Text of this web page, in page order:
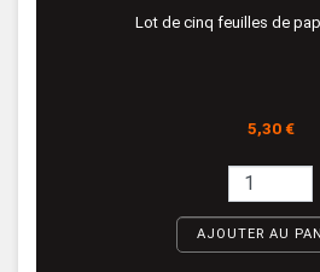
Lot de cinq feuilles de
Prix
5,30 €
AJOUTER AU